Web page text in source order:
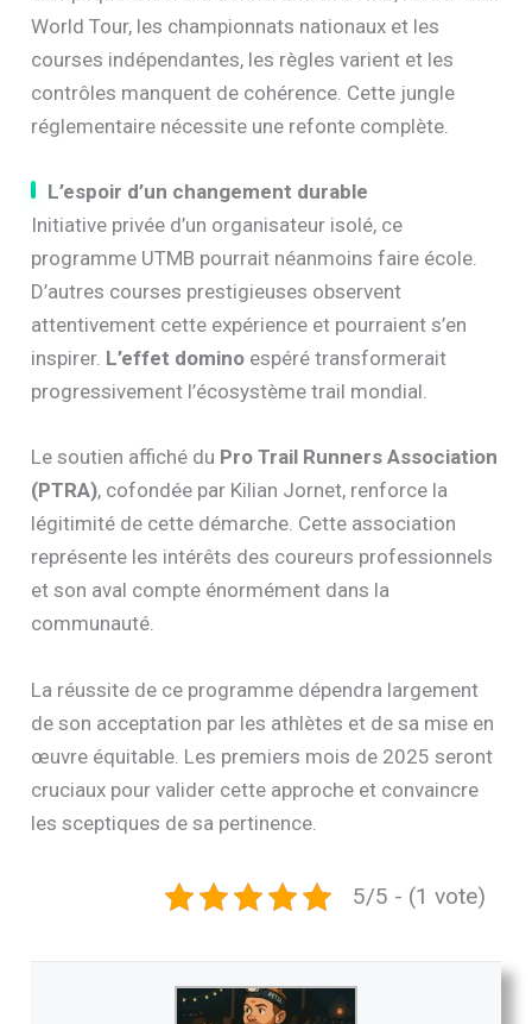
World Tour, les championnats nationaux et les
courses indépendantes, les règles varient et les
contrôles manquent de cohérence. Cette jungle
réglementaire nécessite une refonte complète.
L’espoir d’un changement durable
Initiative privée d’un organisateur isolé, ce
programme UTMB pourrait néanmoins faire école.
D’autres courses prestigieuses observent
attentivement cette expérience et pourraient s’en
inspirer. L’effet domino espéré transformerait
progressivement l’écosystème trail mondial.
Le soutien affiché du Pro Trail Runners Association
(PTRA), cofondée par Kilian Jornet, renforce la
légitimité de cette démarche. Cette association
représente les intérêts des coureurs professionnels
et son aval compte énormément dans la
communauté.
La réussite de ce programme dépendra largement
de son acceptation par les athlètes et de sa mise en
œuvre équitable. Les premiers mois de 2025 seront
cruciaux pour valider cette approche et convaincre
les sceptiques de sa pertinence.
5/5 - (1 vote)